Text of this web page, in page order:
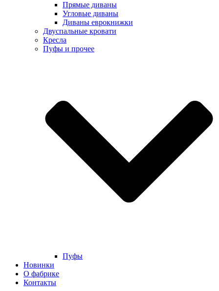
Прямые диваны
Угловые диваны
Диваны еврокнижки
Двуспальные кровати
Кресла
Пуфы и прочее
Пуфы
Новинки
О фабрике
Контакты